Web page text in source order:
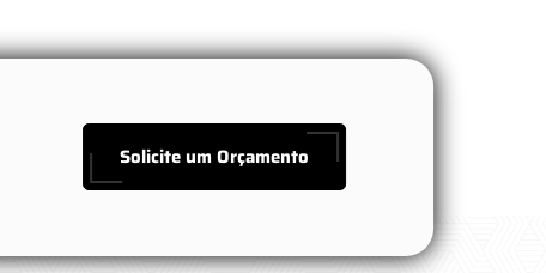
Solicite um Orçamento